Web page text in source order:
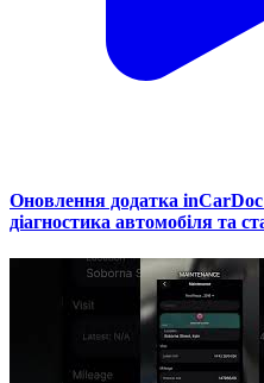
Оновлення додатка
діагностика автомобіля та